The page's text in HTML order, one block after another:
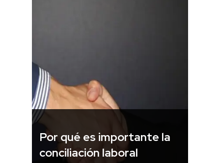
Por qué es importante la
conciliación laboral